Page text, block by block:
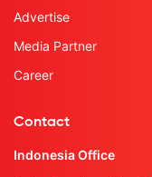
Advertise
Media Partner
Career
Contact
Indonesia Office